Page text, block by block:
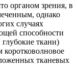
органом зрения, в
однако
случаях
способности
ткани)
коротковолновое
тканевых